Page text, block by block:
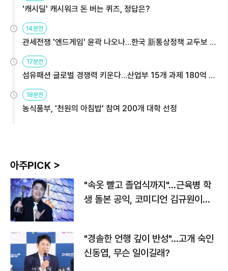
'캐시딜' 캐시워크 돈 버는 퀴즈, 정답은?
14분전
관세전쟁 '엔드게임' 윤곽 나오나…한국 新통상정책 교두보 활
용해야
17분전
섬유패션 글로벌 경쟁력 키운다…산업부 15개 과제 180억 지
원
18분전
농식품부, '천원의 아침밥' 참여 200개 대학 선정
아주PICK >
"속옷 빨고 졸업식까지"…근육병 학
생 돌본 공익, 코미디언 김규원이었
"경솔한 언행 깊이 반성"…고개 숙인
신동엽, 무슨 일이길래?